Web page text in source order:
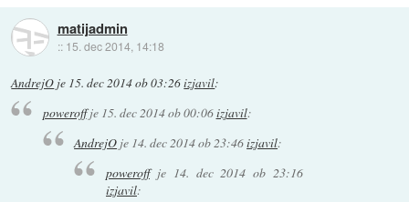
matijadmin
:: 15. dec 2014, 14:18
AndrejO je 15. dec 2014 ob 03:26izjavil:
poweroffje 15. dec 2014 ob 00:06izjavil:
AndrejO je 14. dec 2014 ob 23:46izjavil:
poweroffje 14. dec 2014 ob 23:16
izjavil: